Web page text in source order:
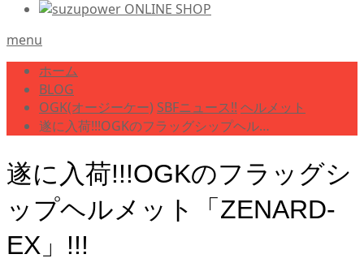
menu
ホーム
BLOG
OGK(オージーケー) SBFニュース!! ヘルメット
遂に入荷!!!OGKのフラッグシップヘル…
遂に入荷!!!OGKのフラッグシ
ップヘルメット「ZENARD-
EX」!!!